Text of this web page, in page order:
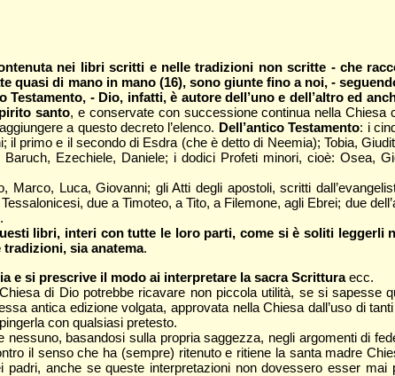
nei libri scritti e nelle tradizioni non scritte - che
quasi di mano in mano (16), sono giunte fino a noi, -
- Dio, infatti, è autore dell’uno e dell’altro ed
santo, e conservate con successione continua nella
a questo decreto l’elenco. Dell’antico Testamento: i
primo e il secondo di Esdra (che è detto di Neemia); Tobia,
Ezechiele, Daniele; i dodici Profeti minori, cioè: Osea,
Marco, Luca, Giovanni; gli Atti degli apostoli, scritti
due a Timoteo, a Tito, a Filemone, agli Ebrei; due
libri, interi con tutte le loro parti, come si è soliti leggerli
sia anatema.
e si prescrive il modo ai interpretare la sacra Scritturaecc.
di Dio potrebbe ricavare non piccola utilità, se si sapesse
antica edizione volgata, approvata nella Chiesa dall’uso di
con qualsiasi pretesto.
basandosi sulla propria saggezza, negli argomenti di
il senso che ha (sempre) ritenuto e ritiene la santa madre
anche se queste interpretazioni non dovessero esser